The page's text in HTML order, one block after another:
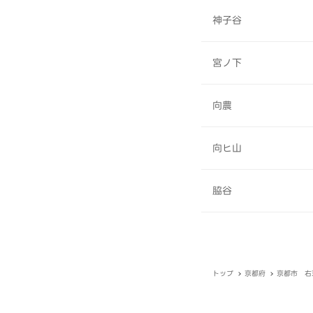
神子谷
宮ノ下
向農
向ヒ山
脇谷
トップ 京都府 京都市 右